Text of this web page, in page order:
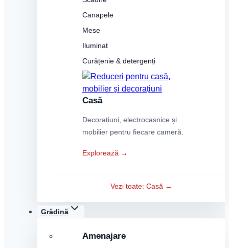
Canapele
Mese
Iluminat
Curățenie & detergenți
Casă
Decorațiuni, electrocasnice și
mobilier pentru fiecare cameră.
Explorează →
Vezi toate: Casă →
Grădină
Amenajare